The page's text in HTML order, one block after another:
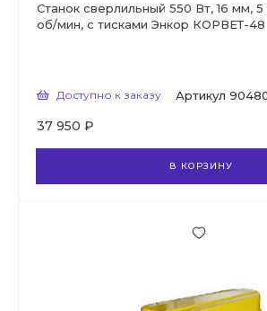
Станок сверлильный 550 Вт, 16 мм,
об/мин, с тисками Энкор КОРВЕТ-48
Доступно к заказу Артикул
37 950 ₽
В КОРЗИНУ